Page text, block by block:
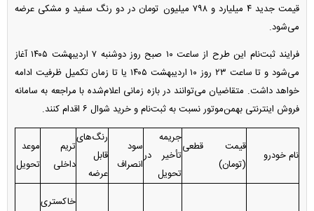
قیمت جدید ۴ میلیارد و ۷۹۸ میلیون تومان در دو رنگ سفید و مشکی عرضه
می‌شود.
فرایند ثبت‌نام این طرح از ساعت ۱۰ صبح روز دوشنبه ۷ اردیبهشت ۱۴۰۵ آغاز
می‌شود و تا ساعت ۲۳ روز ۱۰ اردیبهشت ۱۴۰۵ یا تا زمان تکمیل ظرفیت ادامه
خواهد داشت. متقاضیان می‌توانند در بازه زمانی اعلام‌شده با مراجعه به سامانه
فروش اینترنتی بهمن‌موتور نسبت به ثبت‌نام و خرید شوال ۶ اقدام کنند.
نام خودرو
قیمت قطعی
(تومان)
جریمه
تأخیر در
تحویل
سود
انصراف
رنگ‌های
قابل
عرضه
تریم
داخلی
موعد
تحویل
خاکستری